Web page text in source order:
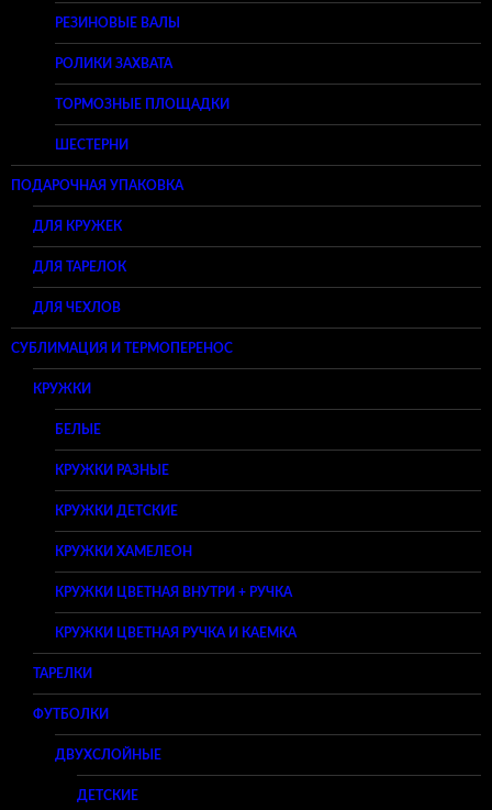
РЕЗИНОВЫЕ ВАЛЫ
РОЛИКИ ЗАХВАТА
ТОРМОЗНЫЕ ПЛОЩАДКИ
ШЕСТЕРНИ
ПОДАРОЧНАЯ УПАКОВКА
ДЛЯ КРУЖЕК
ДЛЯ ТАРЕЛОК
ДЛЯ ЧЕХЛОВ
СУБЛИМАЦИЯ И ТЕРМОПЕРЕНОС
КРУЖКИ
БЕЛЫЕ
КРУЖКИ РАЗНЫЕ
КРУЖКИ ДЕТСКИЕ
КРУЖКИ ХАМЕЛЕОН
КРУЖКИ ЦВЕТНАЯ ВНУТРИ + РУЧКА
КРУЖКИ ЦВЕТНАЯ РУЧКА И КАЕМКА
ТАРЕЛКИ
ФУТБОЛКИ
ДВУХСЛОЙНЫЕ
ДЕТСКИЕ